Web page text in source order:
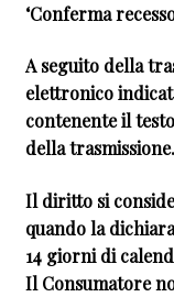
‘Conferma
A seguito della
elettronico
contenente il
della trasmissione.
Il diritto si
quando la
14 giorni di
Il Consumatore